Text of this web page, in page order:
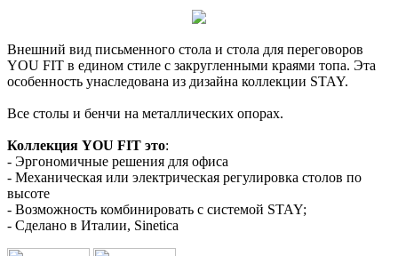
Внешний вид письменного стола и стола для переговоров
YOU FIT в едином стиле с закругленными краями топа. Эта
особенность унаследована из дизайна коллекции STAY.
Все столы и бенчи на металлических опорах.
Коллекция YOU FIT это:
- Эргономичные решения для офиса
- Механическая или электрическая регулировка столов по
высоте
- Возможность комбинировать с системой STAY;
- Сделано в Италии, Sinetica